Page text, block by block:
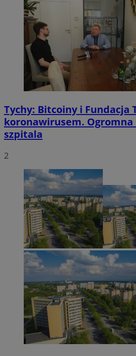
Tychy: Bitcoiny i Fundacja
koronawirusem.
szpitala
2